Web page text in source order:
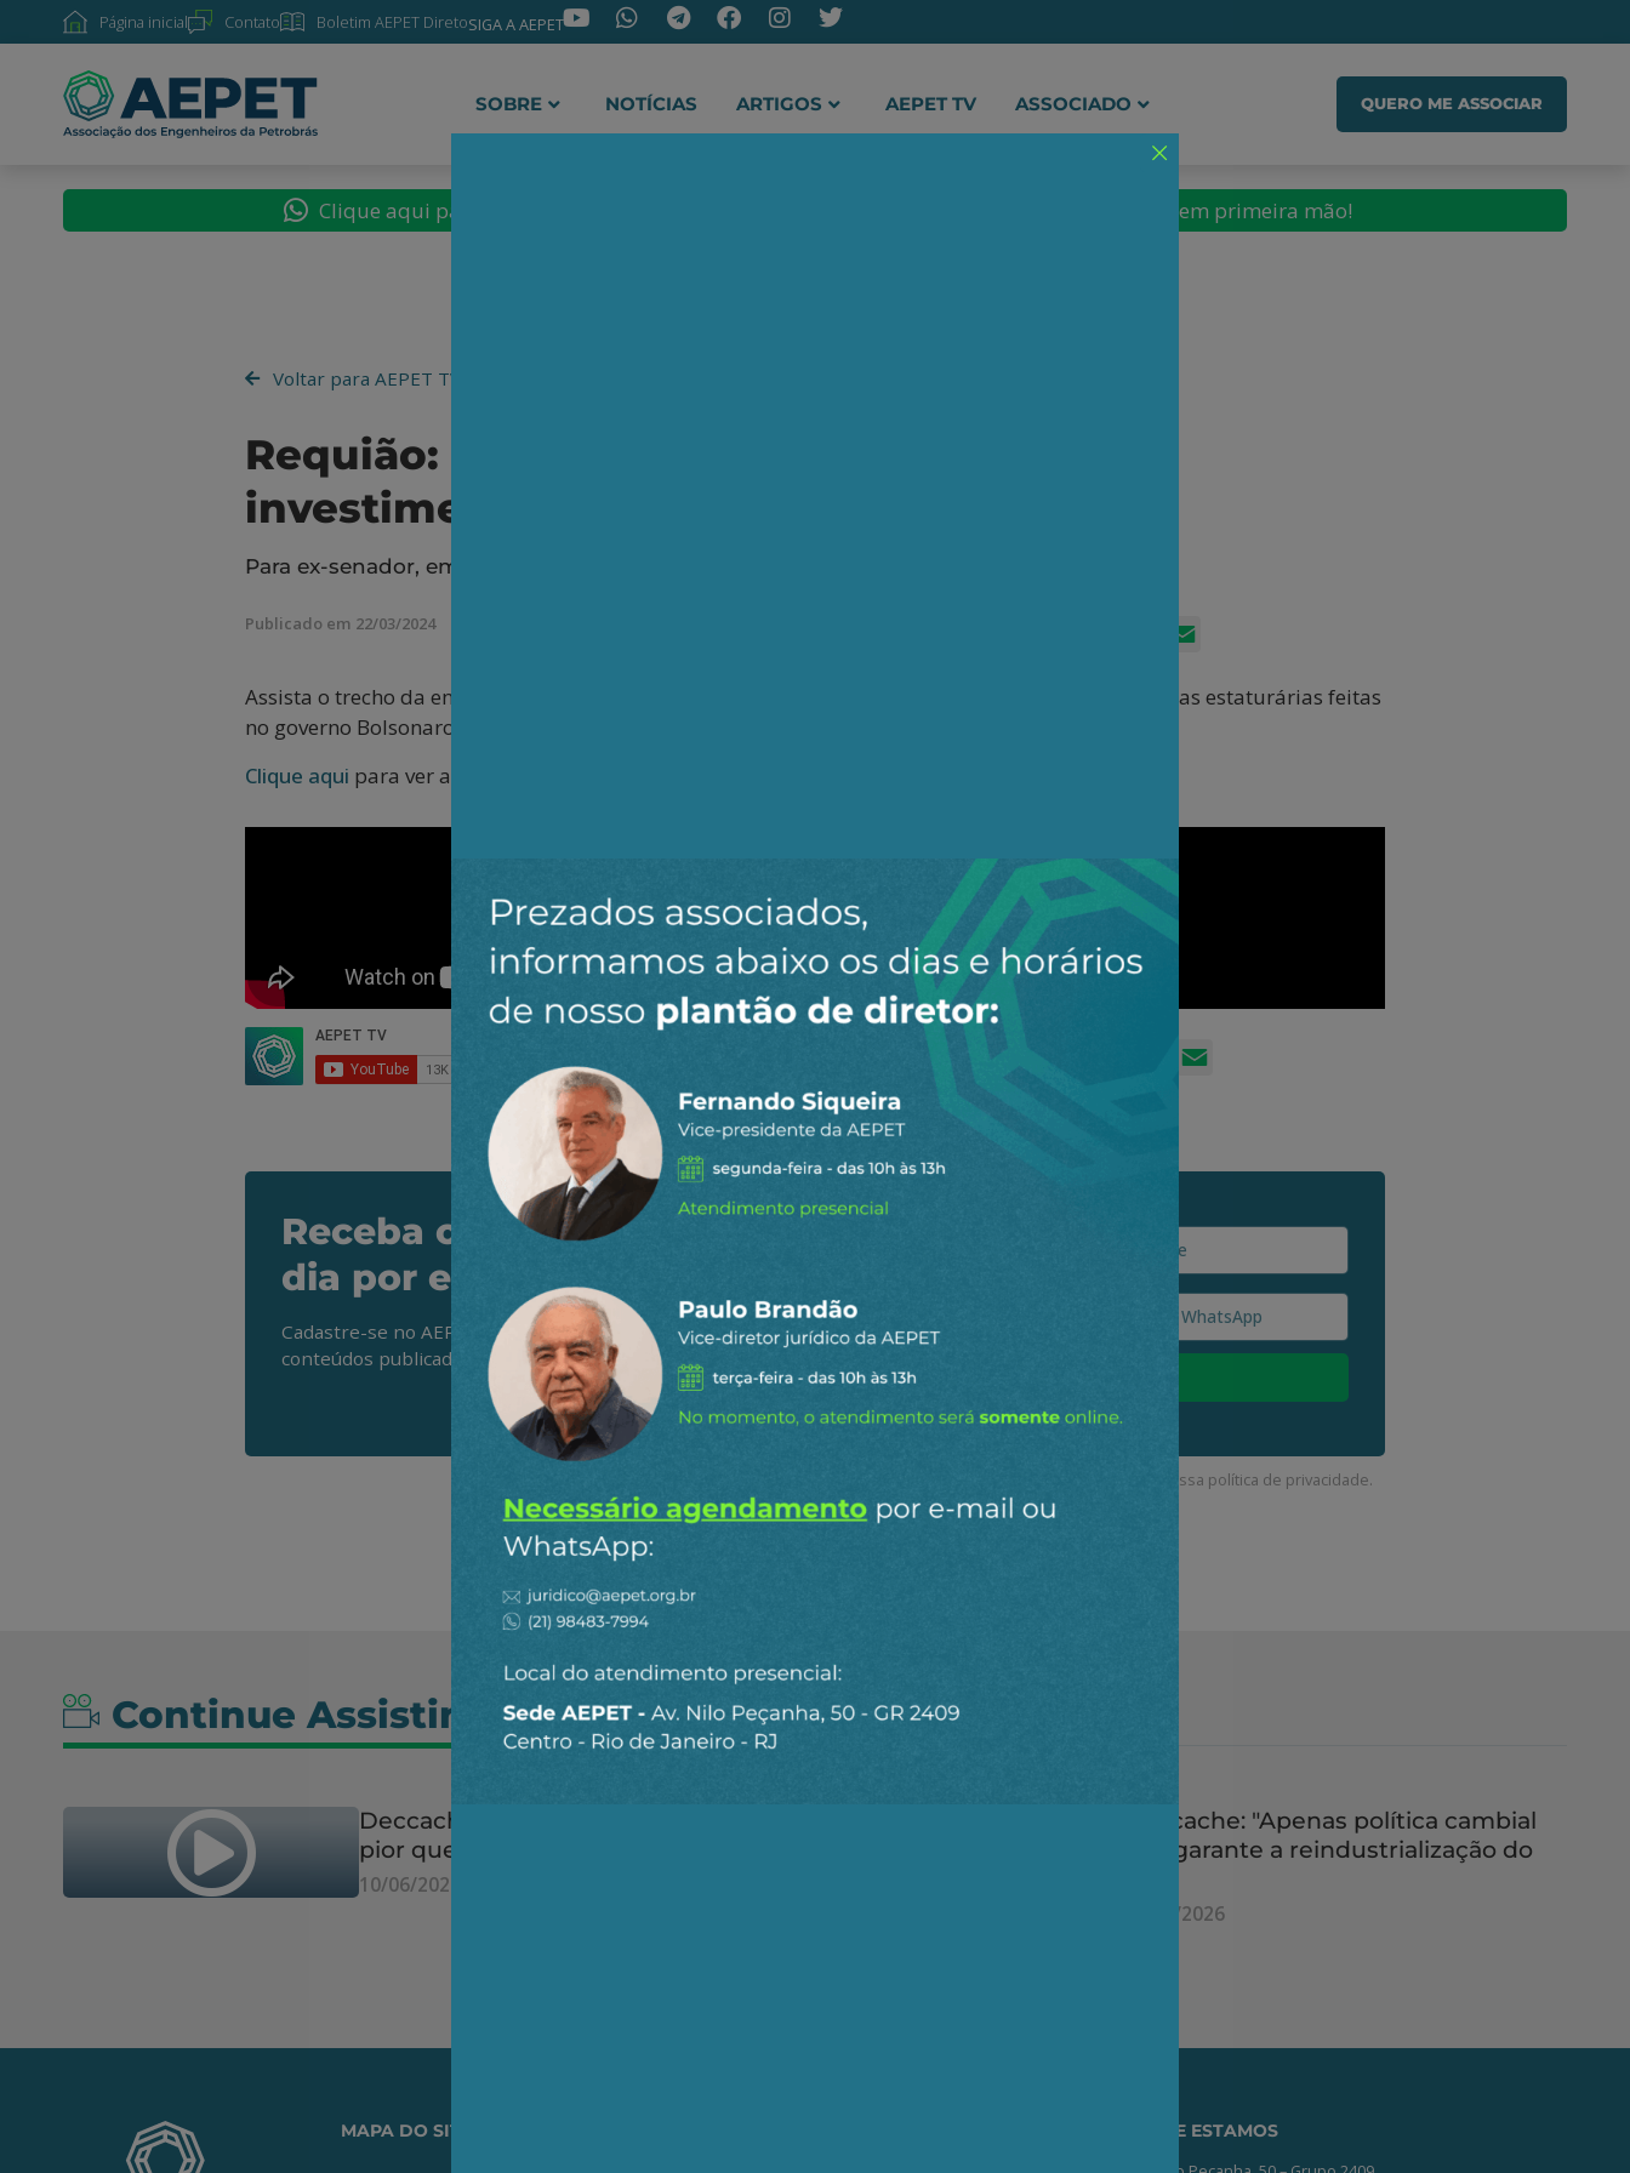
Página inicial Contato Boletim AEPET DiretoSIGA A AEPET
SOBRE NOTÍCIAS ARTIGOS AEPET TV ASSOCIADO QUERO ME ASSOCIAR
Clique aqui para seguir o novo canal da AEPET no WhatsApp e receber nossos conteúdos em primeira mão!
Voltar para AEPET TV
Requião: "Hoje a Petrobrás é um fundo de
investimento"
Para ex-senador, empresa foi apropriada pelo capital financeiro
Publicado em 22/03/2024 FacebookLinkedIn
Assista o trecho da entrevista em que Roberto Requião, ex-senador pelo Paraná, denuncia reformas estaturárias feitas
no governo Bolsonaro, que deixaram a empresa ainda mais vulnerável a ataques especulativos.
Clique aqui para ver a íntegra da fala de Requião
Compartilhe: Telegram FacebookLinkedIn
Receba os destaques do
dia por e-mail
Cadastre-se no AEPET Direto para receber os principais
conteúdos publicados em nosso site.
Ao clicar em “Cadastrar” você aceita receber nossos e-mails e concorda com a nossa política de privacidade.
Continue Assistindo
Deccache: "Submissão ao mercado é
pior que Congresso reacionário"
10/06/2026
Deccache: "Apenas política cambial
não garante a reindustrialização do
27/05/2026
MAPA DO SITE ONDE ESTAMOS